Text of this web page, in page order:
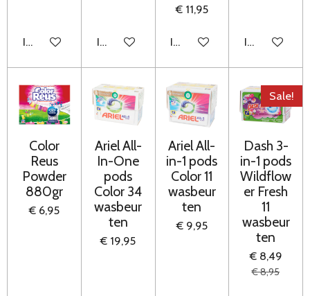
In winkelwagenIn winkelwagen
€ 11,95
In winkelwagenIn
Color
Reus
Powder
880gr
€ 6,95
Ariel All-
In-One
pods
Color 34
wasbeur
ten
€ 19,95
Ariel All-
in-1 pods
Color 11
wasbeur
ten
€ 9,95
Sale!
Dash 3-
in-1 pods
Wildflow
er Fresh
11
wasbeur
ten
€ 8,49
€ 8,95